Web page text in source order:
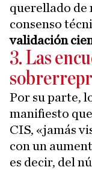
querellado de
consenso
validación
3. Las
Por su parte,
manifiesto
CIS, «jamás
con un
es decir, del